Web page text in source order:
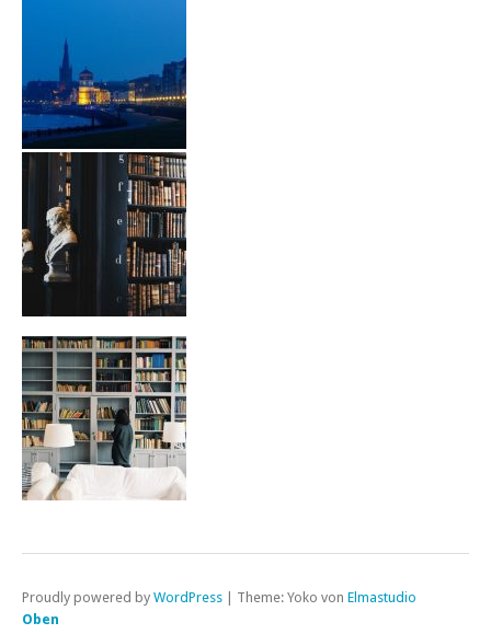
Proudly powered by WordPress Theme: Yoko von Elmastudio
Oben